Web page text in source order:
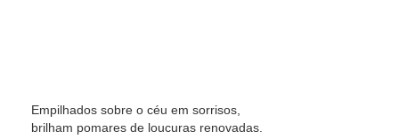
Empilhados sobre o céu em sorrisos,
brilham pomares de loucuras renovadas.